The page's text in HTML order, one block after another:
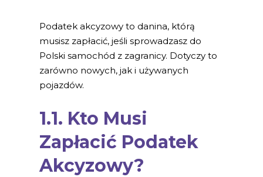
Podatek akcyzowy to danina, którą
musisz zapłacić, jeśli sprowadzasz do
Polski samochód z zagranicy. Dotyczy to
zarówno nowych, jak i używanych
pojazdów.
1.1. Kto Musi
Zapłacić Podatek
Akcyzowy?